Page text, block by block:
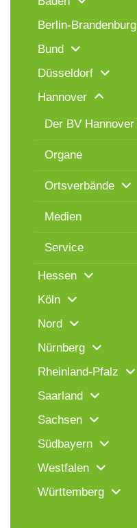
Berlin-Brandenburg
Bund
Düsseldorf
Hannover
Der BV Hannover
Organe
Ortsverbände
Medien
Service
Hessen
Köln
Nord
Nürnberg
Rheinland-Pfalz
Saarland
Sachsen
Südbayern
Westfalen
Württemberg